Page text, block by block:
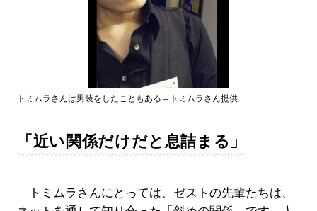
トミムラさんは男装をしたこともある＝トミムラさん提供
「近い関係だけだと息詰まる」
トミムラさんにとっては、ゼストの先輩たちは、